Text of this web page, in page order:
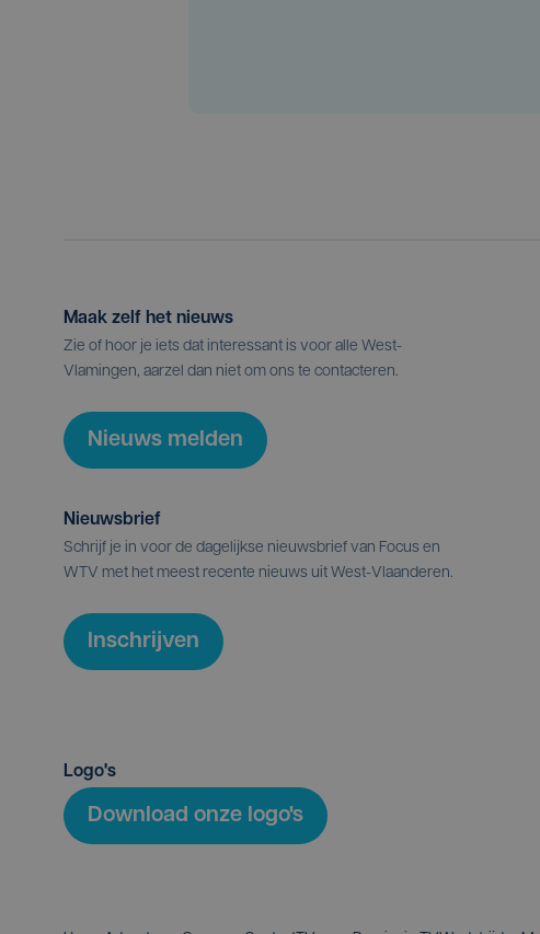
Maak zelf het nieuws
Zie of hoor je iets dat interessant is voor alle West-
Vlamingen, aarzel dan niet om ons te contacteren.
Nieuws melden
Nieuwsbrief
Schrijf je in voor de dagelijkse nieuwsbrief van Focus en
WTV met het meest recente nieuws uit West-Vlaanderen.
Inschrijven
Logo's
Download onze logo's